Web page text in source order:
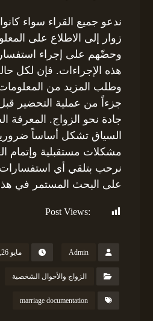
ندعو جميع القراء سواء
زوار إلى الاطلاع على
وحضّهم على إجراء
هذه الإجراءات. فإن لكل
وطلب المزيد من
جزءاً من عملية التحضير
جادة نحو الزواج. المعرفة
السياق تشكل أساساً
مشكلات مستقبلية وإتمام
نرحب بتلقي أي
على البحث المستمر في
Post Views:
Admin مايو 26, 2025
الزواج والأحوال الشخصية
marriage documentation